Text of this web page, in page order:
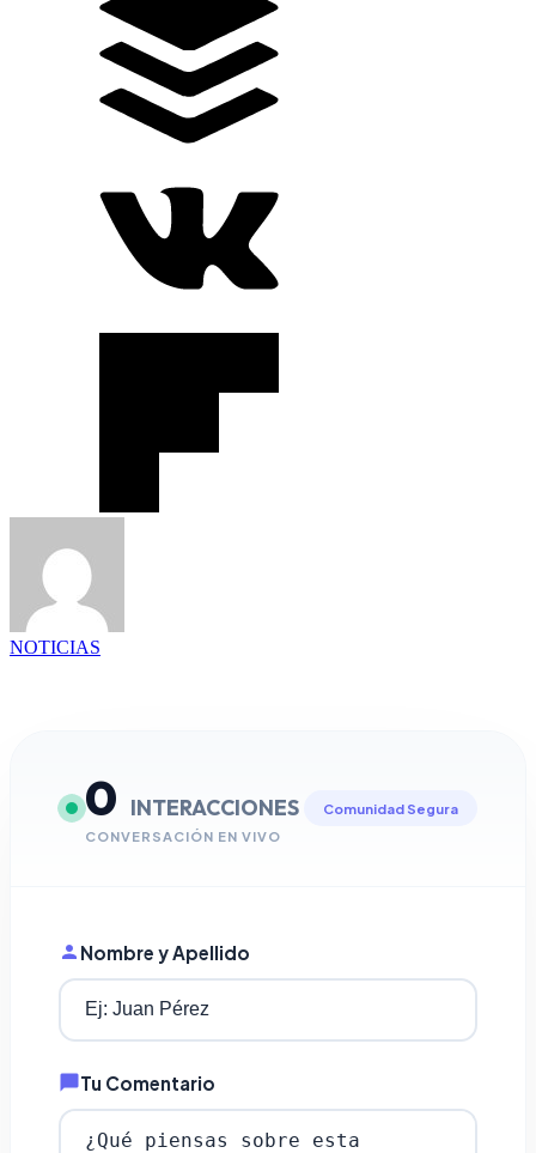
NOTICIAS
0 INTERACCIONES
CONVERSACIÓN EN VIVO
Comunidad Segura
Nombre y Apellido
Tu Comentario